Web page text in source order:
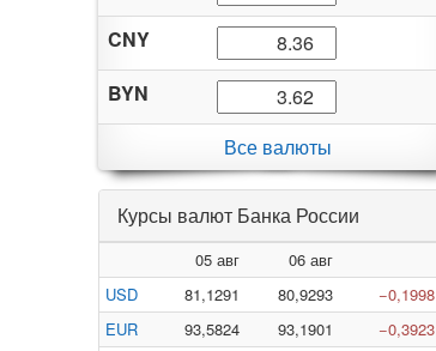
CNY
BYN
Все валюты
Курсы валют Банка России
05 авг
06 авг
USD
81,1291 80,9293
−0,1998
EUR
93,5824 93,1901
−0,3923